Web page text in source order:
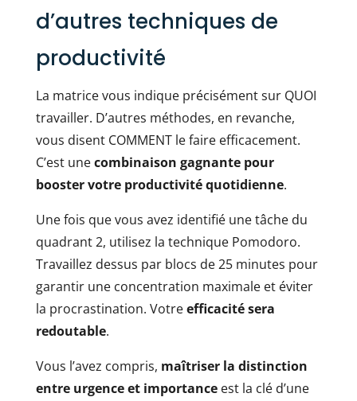
d’autres techniques de
productivité
La matrice vous indique précisément sur QUOI
travailler. D’autres méthodes, en revanche,
vous disent COMMENT le faire efficacement.
C’est unecombinaison gagnante pour
booster votre productivité quotidienne.
Une fois que vous avez identifié une tâche du
quadrant 2, utilisez la technique Pomodoro.
Travaillez dessus par blocs de 25 minutes pour
garantir une concentration maximale et éviter
la procrastination. Votreefficacité sera
redoutable.
Vous l’avez compris, maîtriser la distinction
entre urgence et importanceest la clé d’une